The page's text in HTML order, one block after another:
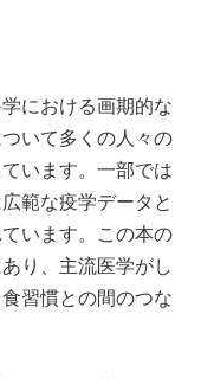
における画期的な
いて多くの人々の
います。一部では
範な疫学データと
います。この本の
り、主流医学がし
習慣との間のつな